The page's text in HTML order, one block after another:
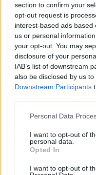
section to confirm your
opt-out request is
interest-based ads
us or personal
your opt-out. You may
disclosure of your
IAB’s list of downstream
also be disclosed by us
Downstream Participants
Personal Data
I want to opt-out of
personal data.
Opted In
I want to opt-out of
prehistóricos
medieval gracias al